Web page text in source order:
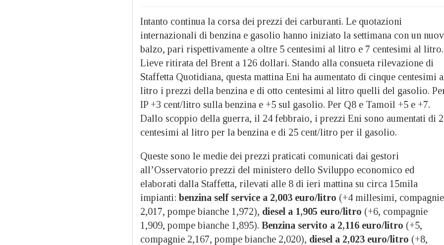
Intanto continua la corsa dei prezzi dei carburanti. Le quotazioni
internazionali di benzina e gasolio hanno iniziato la settimana con un
balzo, pari rispettivamente a oltre 5 centesimi al litro e 7 centesimi al litro.
Lieve ritirata del Brent a 126 dollari. Stando alla consueta rilevazione di
Staffetta Quotidiana, questa mattina Eni ha aumentato di cinque centesimi
litro i prezzi della benzina e di otto centesimi al litro quelli del gasolio.
IP +3 cent/litro sulla benzina e +5 sul gasolio. Per Q8 e Tamoil +5 e +7.
Dallo scoppio della guerra, il 24 febbraio, i prezzi Eni sono aumentati di
centesimi al litro per la benzina e di 25 cent/litro per il gasolio.
Queste sono le medie dei prezzi praticati comunicati dai gestori
all’Osservatorio prezzi del ministero dello Sviluppo economico ed
elaborati dalla Staffetta, rilevati alle 8 di ieri mattina su circa 15mila
impianti: benzina self service a 2,003 euro/litro (+4 millesimi, compagnie
2,017, pompe bianche 1,972), diesel a 1,905 euro/litro (+6, compagnie
1,909, pompe bianche 1,895). Benzina servito a 2,116 euro/litro (+5,
compagnie 2,167, pompe bianche 2,020), diesel a 2,023 euro/litro (+8,